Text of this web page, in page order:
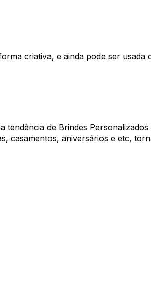
criativa, e ainda pode ser usada
de Brindes
casamentos, aniversários e etc,